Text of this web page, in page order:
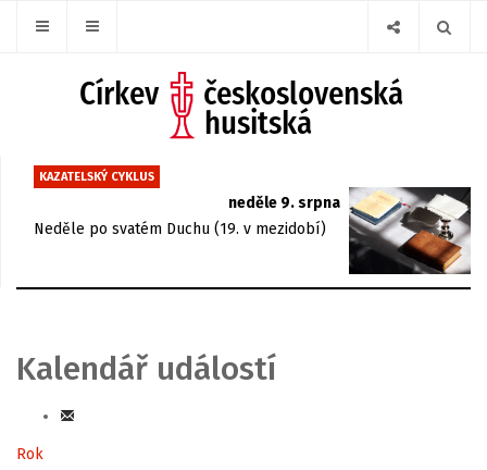
KAZATELSKÝ CYKLUS
neděle 9. srpna
Neděle po svatém Duchu (19. v mezidobí)
Kalendář událostí
Rok